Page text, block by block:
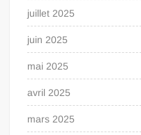
juillet 2025
juin 2025
mai 2025
avril 2025
mars 2025